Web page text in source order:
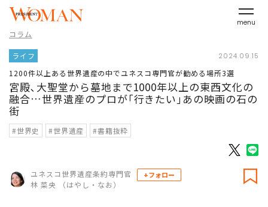
menu
コラム
ライフ 2024.09.15
1200件以上ある世界遺産の中でユネスコ専門官が勧める場所3選
宮殿､大聖堂から墓地まで1000年以上の東西文化の
融合…世界遺産のプロが｢行きたい｣あの映画の石の
街
#世界史 #世界遺産 #書籍抜粋
ユネスコ世界遺産条約専門官
林 菜央 （はやし・なお）
+フォロー